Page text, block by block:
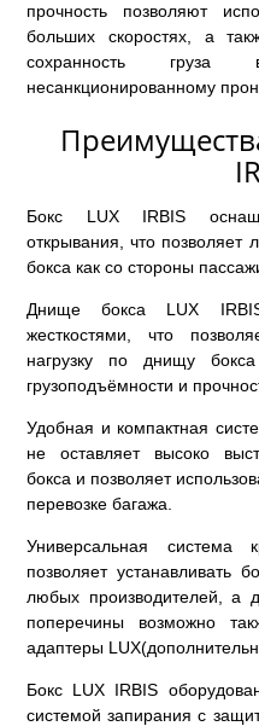
прочность позволяют
больших скоростях, а
сохранность груза
несанкционированному
Бокс LUX IRBIS
открывания, что позволяет
бокса как со стороны
Днище бокса LUX IRBIS
жесткостями, что
нагрузку по днищу
грузоподъёмности и
Удобная и компактная
не оставляет высоко
бокса и позволяет
перевозке багажа.
Универсальная система
позволяет устанавливать
любых производителей, а
поперечины возможно
адаптеры
Бокс LUX IRBIS
системой запирания с